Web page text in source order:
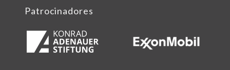
Patrocinadores